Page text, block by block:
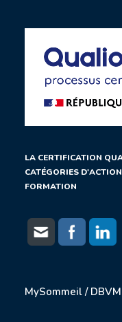
LA CERTIFICATION
CATÉGORIES
FORMATION
MySommeil /